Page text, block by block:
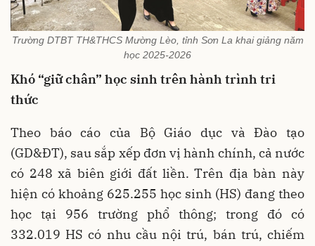
Trường DTBT TH&THCS Mường Lèo, tỉnh Sơn La khai giảng năm
học 2025-2026
Khó “giữ chân” học sinh trên hành trình tri
thức
Theo báo cáo của Bộ Giáo dục và Đào tạo
(GD&ĐT), sau sắp xếp đơn vị hành chính, cả nước
có 248 xã biên giới đất liền. Trên địa bàn này
hiện có khoảng 625.255 học sinh (HS) đang theo
học tại 956 trường phổ thông; trong đó có
332.019 HS có nhu cầu nội trú, bán trú, chiếm